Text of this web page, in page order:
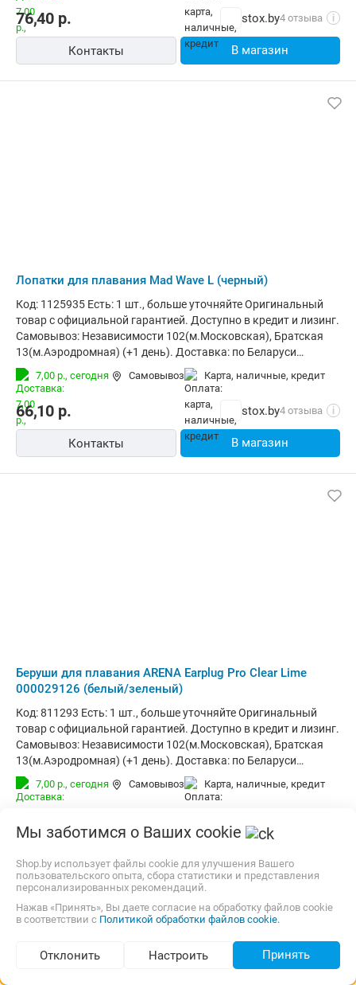
Подбор по параметрам (30)
НДС20% (счета от 100руб.)
76,40 р. stox.by4 отзыва i
Контакты В магазин
Лопатки для плавания Mad Wave L (черный)
Код: 1125935 Есть: 1 шт., больше уточняйте Оригинальный
товар с официальной гарантией. Доступно в кредит и лизинг.
Самовывоз: Независимости 102(м.Московская), Братская
13(м.Аэродромная) (+1 день). Доставка: по Беларуси
курьером (за 1-3 дня) и в отделения Европочты (Минск 1
день, РБ до 4х дней). Корпоративным клиентам: стоимость с
НДС20% (счета от 100руб.)
7,00 р., сегодня Самовывоз карта, наличные, кредит
66,10 р. stox.by4 отзыва i
Контакты В магазин
Беруши для плавания ARENA Earplug Pro Clear Lime
000029126 (белый/зеленый)
Код: 811293 Есть: 1 шт., больше уточняйте Оригинальный
товар с официальной гарантией. Доступно в кредит и лизинг.
Самовывоз: Независимости 102(м.Московская), Братская
13(м.Аэродромная) (+1 день). Доставка: по Беларуси
курьером (за 1-3 дня) и в отделения Европочты (Минск 1
день, РБ до 4х дней). Корпоративным клиентам: стоимость с
7,00 р., сегодня Самовывоз карта, наличные, кредит
Мы заботимся о Ваших cookie
Shop.by использует файлы cookie для улучшения Вашего
пользовательского опыта, сбора статистики и представления
персонализированных рекомендаций.
Нажав «Принять», Вы даете согласие на обработку файлов cookie
в соответствии с Политикой обработки файлов cookie.
Отклонить Настроить Принять